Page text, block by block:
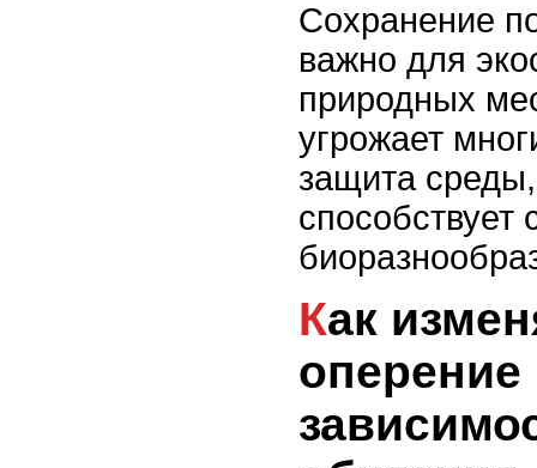
Сохранение
важно для
природных
угрожает
защита среды,
способствует
Как изменяется окрас и
оперение